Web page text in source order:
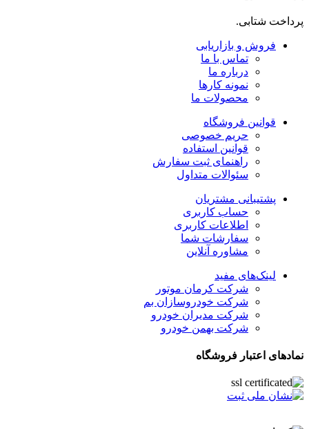
پرداخت شتابی.
فروش و بازاریابی
تماس با ما
درباره ما
نمونه کارها
محصولات ما
قوانین فروشگاه
حریم خصوصی
قوانین استفاده
راهنمای ثبت سفارش
سئوالات متداول
پشتیبانی مشتریان
حساب کاربری
اطلاعات کاربری
سفارشات شما
مشاوره آنلاین
لینک‌های مفید
شرکت کرمان موتور
شرکت خودروسازان بم
شرکت مدیران خودرو
شرکت بهمن خودرو
نمادهای اعتبار فروشگاه